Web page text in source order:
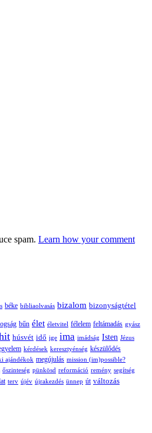
spam. Learn how your comment
béke bibliaolvasás bizalom bizonyságtétel
bűn élet életvitel félelem feltámadás gyász
húsvét idő ige ima imádság Isten Jézus
kérdések keresztyénség készülődés
ajándékok megújulás mission (im)possible?
őszinteség pünkösd reformáció remény segítség
terv újév újrakezdés ünnep út változás